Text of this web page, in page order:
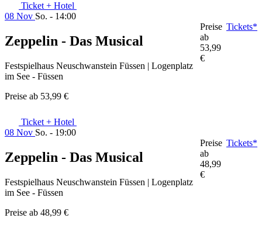
Ticket + Hotel
08 Nov So. - 14:00
Zeppelin - Das Musical
Festspielhaus Neuschwanstein Füssen | Logenplatz
im See - Füssen
Preise ab 53,99 €
Preise
ab
53,99
€
Tickets*
Ticket + Hotel
08 Nov So. - 19:00
Zeppelin - Das Musical
Festspielhaus Neuschwanstein Füssen | Logenplatz
im See - Füssen
Preise ab 48,99 €
Preise
ab
48,99
€
Tickets*